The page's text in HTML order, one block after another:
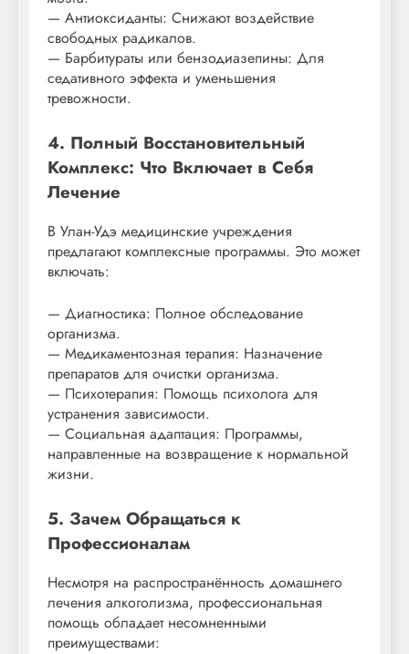
— Антиоксиданты: Снижают воздействие
свободных радикалов.
— Барбитураты или бензодиазепины: Для
седативного эффекта и уменьшения
тревожности.
4. Полный Восстановительный
Комплекс: Что Включает в Себя
Лечение
В Улан-Удэ медицинские учреждения
предлагают комплексные программы. Это может
включать:
— Диагностика: Полное обследование
организма.
— Медикаментозная терапия: Назначение
препаратов для очистки организма.
— Психотерапия: Помощь психолога для
устранения зависимости.
— Социальная адаптация: Программы,
направленные на возвращение к нормальной
жизни.
5. Зачем Обращаться к
Профессионалам
Несмотря на распространённость домашнего
лечения алкоголизма, профессиональная
помощь обладает несомненными
преимуществами: